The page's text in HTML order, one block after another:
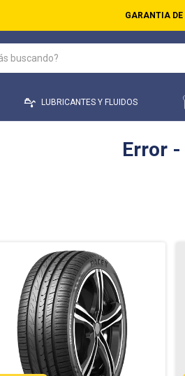
GARANTIA DE
LUBRICANTES Y FLUIDOS
Error -